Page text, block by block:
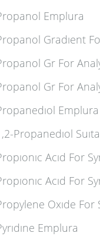
Emplura
Gradıent
Gr For
Gr For
Emplura
Propanedıol
Acıd For
Acıd For
Oxıde For
Emplura